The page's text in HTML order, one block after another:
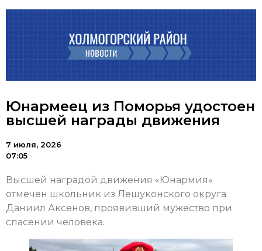
Юнармеец из Поморья удостоен
высшей награды движения
7 июля, 2026
07:05
Высшей наградой движения «Юнармия»
отмечен школьник из Лешуконского округа
Даниил Аксенов, проявивший мужество при
спасении человека.